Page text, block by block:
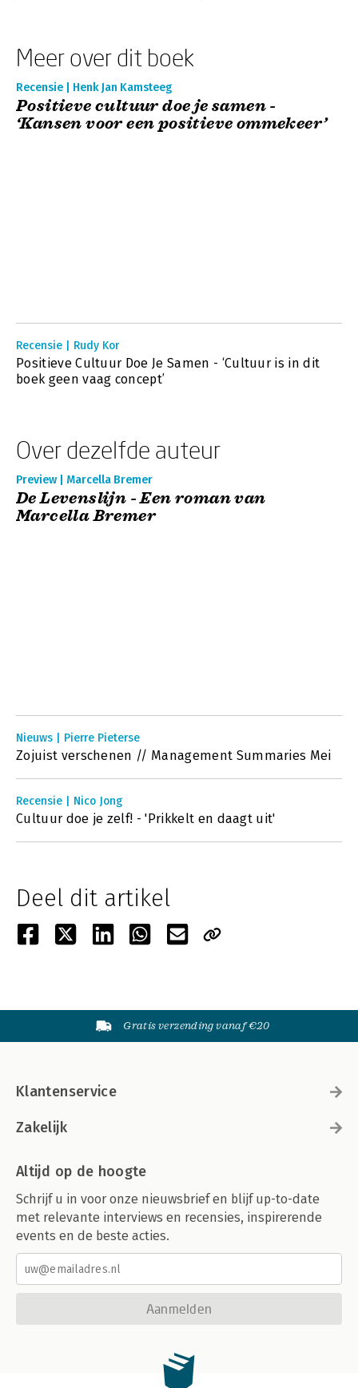
Meer over dit boek
Recensie | Henk Jan Kamsteeg
Positieve cultuur doe je samen -
‘Kansen voor een positieve ommekeer’
Recensie | Rudy Kor
Positieve Cultuur Doe Je Samen - ‘Cultuur is in dit
boek geen vaag concept’
Over dezelfde auteur
Preview | Marcella Bremer
De Levenslijn - Een roman van
Marcella Bremer
Nieuws | Pierre Pieterse
Zojuist verschenen // Management Summaries Mei
Recensie | Nico Jong
Cultuur doe je zelf! - 'Prikkelt en daagt uit'
Deel dit artikel
Gratis verzending vanaf €20
Klantenservice
Zakelijk
Altijd op de hoogte
Schrijf u in voor onze nieuwsbrief en blijf up-to-date
met relevante interviews en recensies, inspirerende
events en de beste acties.
Aanmelden